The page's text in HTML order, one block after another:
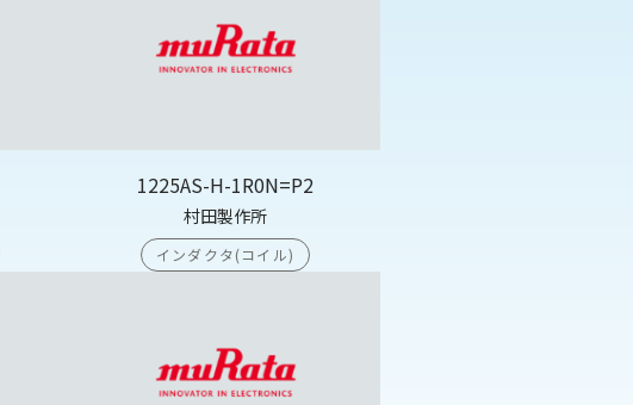
1225AS-H-1R0N=P2
村田製作所
インダクタ(コイル)